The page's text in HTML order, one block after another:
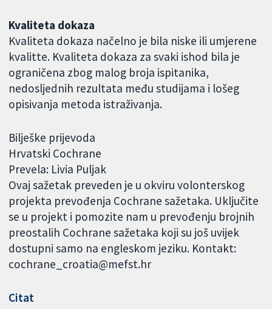
Kvaliteta dokaza
Kvaliteta dokaza načelno je bila niske ili umjerene
kvalitte. Kvaliteta dokaza za svaki ishod bila je
ograničena zbog malog broja ispitanika,
nedosljednih rezultata među studijama i lošeg
opisivanja metoda istraživanja.
Bilješke prijevoda
Hrvatski Cochrane
Prevela: Livia Puljak
Ovaj sažetak preveden je u okviru volonterskog
projekta prevođenja Cochrane sažetaka. Uključite
se u projekt i pomozite nam u prevođenju brojnih
preostalih Cochrane sažetaka koji su još uvijek
dostupni samo na engleskom jeziku. Kontakt:
cochrane_croatia@mefst.hr
Citat